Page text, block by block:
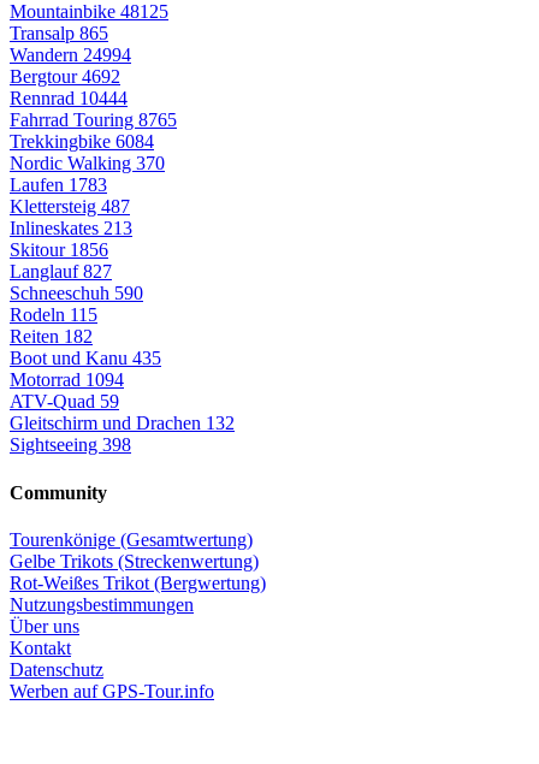
Mountainbike 48125
Transalp 865
Wandern 24994
Bergtour4692
Rennrad 10444
Fahrrad Touring 8765
Trekkingbike 6084
Nordic Walking 370
Laufen 1783
Klettersteig 487
Inlineskates 213
Skitour 1856
Langlauf827
Schneeschuh 590
Rodeln 115
Reiten 182
Boot und Kanu 435
Motorrad 1094
ATV-Quad 59
Gleitschirm und Drachen 132
Sightseeing 398
Community
Tourenkönige (Gesamtwertung)
Gelbe Trikots (Streckenwertung)
Rot-Weißes Trikot (Bergwertung)
Nutzungsbestimmungen
Über uns
Kontakt
Datenschutz
Werben auf GPS-Tour.info